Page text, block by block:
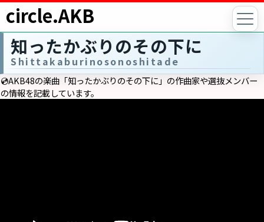
circle.AKB
知ったかぶりのその下に
Shittakaburinosonoshitade
💿AKB48の楽曲「知ったかぶりのその下に」の作曲家や選抜メンバー
の情報を記載しています。